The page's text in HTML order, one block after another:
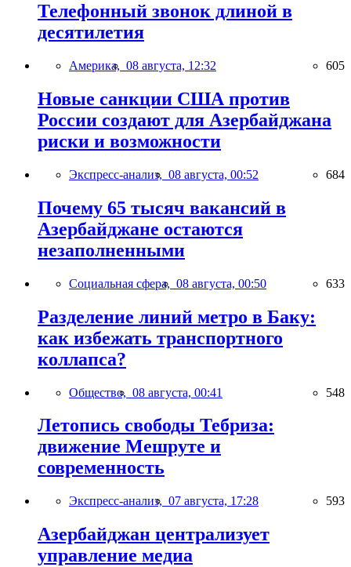
Телефонный звонок длиной в
десятилетия
Америка, 08 августа, 12:32 605
Новые санкции США против
России создают для Азербайджана
риски и возможности
Экспресс-анализ, 08 августа, 00:52 684
Почему 65 тысяч вакансий в
Азербайджане остаются
незаполненными
Социальная сфера, 08 августа, 00:50 633
Разделение линий метро в Баку:
как избежать транспортного
коллапса?
Общество, 08 августа, 00:41 548
Летопись свободы Тебриза:
движение Мешруте и
современность
Экспресс-анализ, 07 августа, 17:28 593
Азербайджан централизует
управление медиа